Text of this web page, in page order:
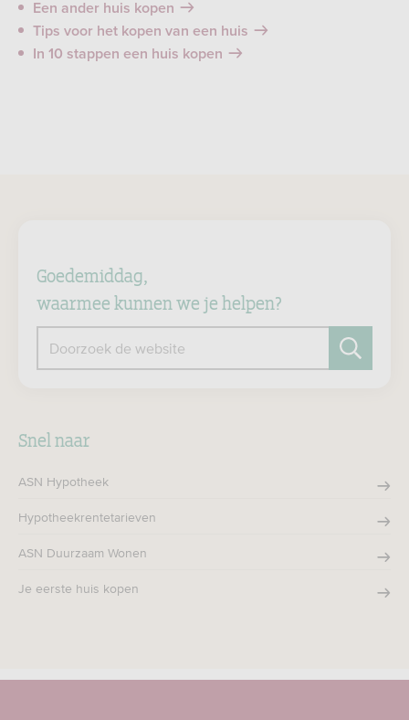
Een ander huis kopen
Tips voor het kopen van een huis
In 10 stappen een huis kopen
Goedemiddag,
waarmee kunnen we je helpen?
Doorzoek de website
Snel naar
ASN Hypotheek
Hypotheekrentetarieven
ASN Duurzaam Wonen
Je eerste huis kopen